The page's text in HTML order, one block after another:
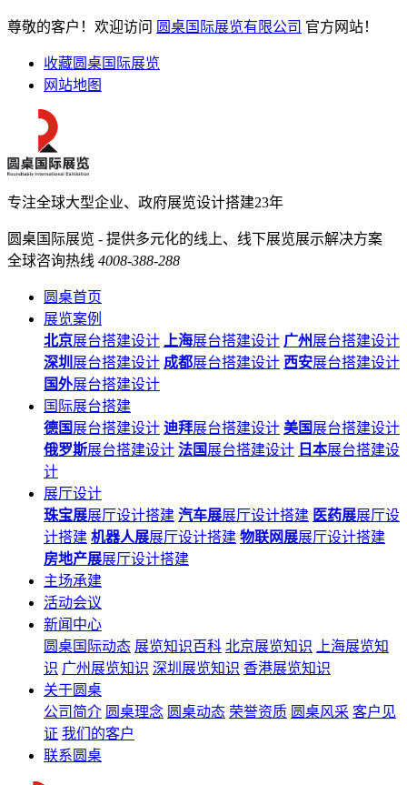
尊敬的客户！欢迎访问 圆桌国际展览有限公司 官方网站！
收藏圆桌国际展览
网站地图
专注全球大型企业、政府展览设计搭建23年
圆桌国际展览 - 提供多元化的线上、线下展览展示解决方案
全球咨询热线 4008-388-288
圆桌首页
展览案例
北京展台搭建设计 上海展台搭建设计 广州展台搭建设计
深圳 展台搭建设计 成都展台搭建设计 西安展台搭建设计
国外展台搭建设计
国际展台搭建
德国 展台搭建设计 迪拜展台搭建设计 美国 展台搭建设计
俄罗斯展台搭建设计 法国 展台搭建设计 日本展台搭建设
计
展厅设计
珠宝展展厅设计搭建 汽车展展厅设计搭建 医药展展厅设
计搭建 机器人展展厅设计搭建 物联网展展厅设计搭建
房地产展展厅设计搭建
主场承建
活动会议
新闻中心
圆桌国际动态 展览知识百科 北京展览知识
上海展览知
识 广州展览知识 深圳展览知识 香港展览知识
关于圆桌
公司简介 圆桌理念 圆桌动态 荣誉资质 圆桌风采 客户见
证 我们的客户
联系圆桌